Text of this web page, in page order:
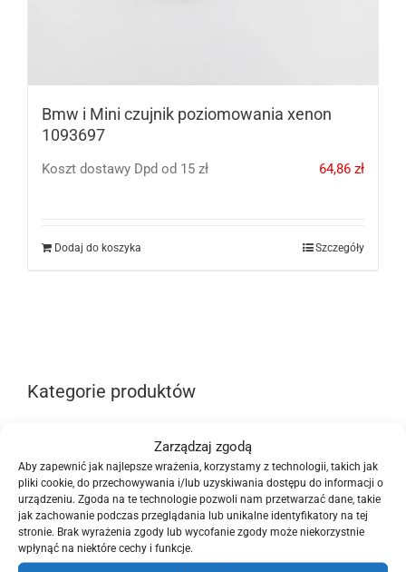
Zarządzaj zgodą
Aby zapewnić jak najlepsze wrażenia, korzystamy z technologii, takich jak
pliki cookie, do przechowywania i/lub uzyskiwania dostępu do informacji o
urządzeniu. Zgoda na te technologie pozwoli nam przetwarzać dane, takie
jak zachowanie podczas przeglądania lub unikalne identyfikatory na tej
stronie. Brak wyrażenia zgody lub wycofanie zgody może niekorzystnie
wpłynąć na niektóre cechy i funkcje.
Bmw i Mini czujnik poziomowania xenon
1093697
Koszt dostawy Dpd od 15 zł 64,86 zł
Dodaj do koszyka Szczegóły
Kategorie produktów
Elementy zawieszenia
Opony i felgi
Oświetlenie